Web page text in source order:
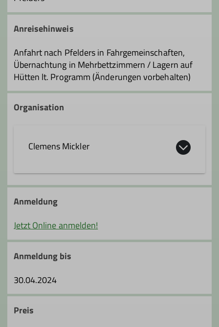
Anreisehinweis
Anfahrt nach Pfelders in Fahrgemeinschaften,
Übernachtung in Mehrbettzimmern / Lagern auf
Hütten lt. Programm (Änderungen vorbehalten)
Organisation
Clemens Mickler
clemens.mickler@dav-hanau.de
Anmeldung
Jetzt Online anmelden!
Anmeldung bis
30.04.2024
Preis